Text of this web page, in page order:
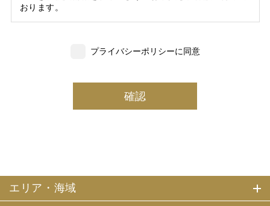
おります。
いただいた個人情報の一部を個人データとして保有
(3) 当社は、当社で就業する社員及び社員の扶養親族、及
び当社が支払調書等を作成する継続的契約関係のある個人
います。）は、お客様がご旅行の申込みの際にお申出いた
だいた個人情報についてお客様との連絡のために利用させ
ていただくほか、お客様がお申込みいただいた旅行におい
プライバシーポリシーに同意
エリア・海域